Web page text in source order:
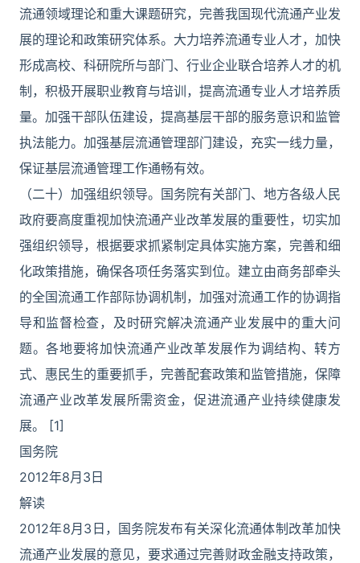
流通领域理论和重大课题研究，完善我国现代流通产业发
展的理论和政策研究体系。大力培养流通专业人才，加快
形成高校、科研院所与部门、行业企业联合培养人才的机
制，积极开展职业教育与培训，提高流通专业人才培养质
量。加强干部队伍建设，提高基层干部的服务意识和监管
执法能力。加强基层流通管理部门建设，充实一线力量，
保证基层流通管理工作通畅有效。
（二十）加强组织领导。国务院有关部门、地方各级人民
政府要高度重视加快流通产业改革发展的重要性，切实加
强组织领导，根据要求抓紧制定具体实施方案，完善和细
化政策措施，确保各项任务落实到位。建立由商务部牵头
的全国流通工作部际协调机制，加强对流通工作的协调指
导和监督检查，及时研究解决流通产业发展中的重大问
题。各地要将加快流通产业改革发展作为调结构、转方
式、惠民生的重要抓手，完善配套政策和监管措施，保障
流通产业改革发展所需资金，促进流通产业持续健康发
展。 [1]
国务院
2012年8月3日
解读
2012年8月3日，国务院发布有关深化流通体制改革加快
流通产业发展的意见，要求通过完善财政金融支持政策，